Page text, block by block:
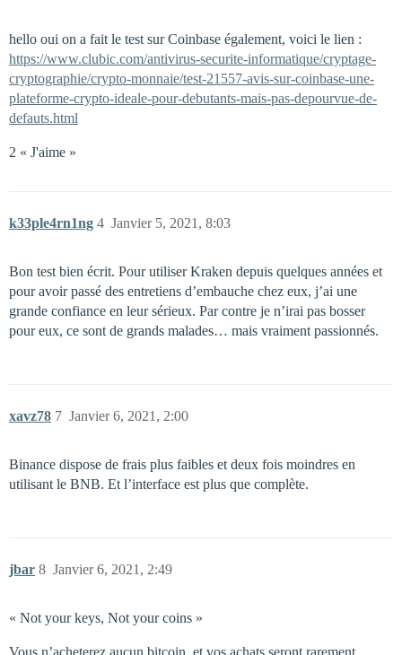
hello oui on a fait le test sur Coinbase également, voici le lien :
https://www.clubic.com/antivirus-securite-informatique/cryptage-
cryptographie/crypto-monnaie/test-21557-avis-sur-coinbase-une-
plateforme-crypto-ideale-pour-debutants-mais-pas-depourvue-de-
defauts.html
2 « J'aime »
k33ple4rn1ng Janvier 5, 2021, 8:03
4
Bon test bien écrit. Pour utiliser Kraken depuis quelques années et
pour avoir passé des entretiens d’embauche chez eux, j’ai une
grande confiance en leur sérieux. Par contre je n’irai pas bosser
pour eux, ce sont de grands malades… mais vraiment passionnés.
xavz78 Janvier 6, 2021, 2:00
7
Binance dispose de frais plus faibles et deux fois moindres en
utilisant le BNB. Et l’interface est plus que complète.
jbar Janvier 6, 2021, 2:49
8
« Not your keys, Not your coins »